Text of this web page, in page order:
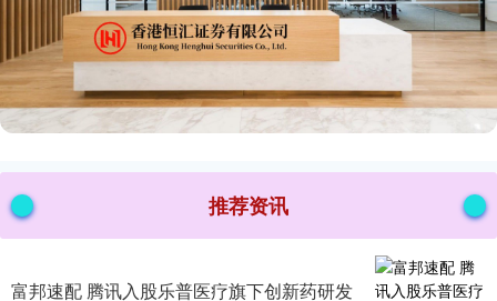
推荐资讯
富邦速配 腾讯入股乐普医疗旗下创新药研发